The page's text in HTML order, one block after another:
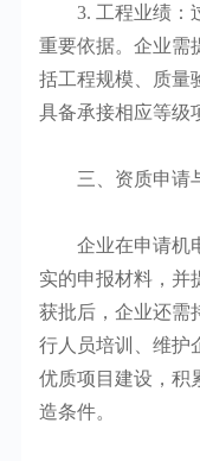
3. 工程业绩：过
重要依据。企业需
括工程规模、质量
具备承接相应等级
三、资质申请
企业在申请机电
实的申报材料，并
获批后，企业还需
行人员培训、维护
优质项目建设，积
造条件。